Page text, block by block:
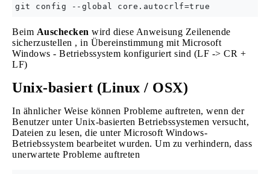
Beim Auschecken wird diese Anweisung Zeilenende
sicherzustellen , in Übereinstimmung mit Microsoft
Windows - Betriebssystem konfiguriert sind (LF -> CR +
LF)
Unix-basiert (Linux / OSX)
In ähnlicher Weise können Probleme auftreten, wenn der
Benutzer unter Unix-basierten Betriebssystemen versucht,
Dateien zu lesen, die unter Microsoft Windows-
Betriebssystem bearbeitet wurden. Um zu verhindern, dass
unerwartete Probleme auftreten